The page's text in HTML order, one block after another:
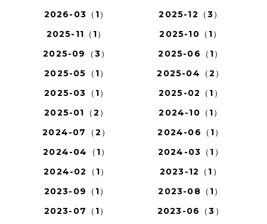
2026-03（1）
2025-12（3）
2025-11（1）
2025-10（1）
2025-09（3）
2025-06（1）
2025-05（1）
2025-04（2）
2025-03（1）
2025-02（1）
2025-01（2）
2024-10（1）
2024-07（2）
2024-06（1）
2024-04（1）
2024-03（1）
2024-02（1）
2023-12（1）
2023-09（1）
2023-08（1）
2023-07（1）
2023-06（3）